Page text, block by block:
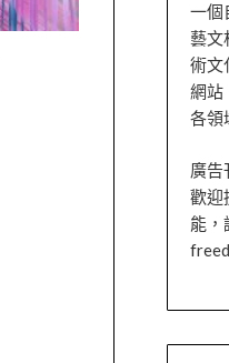
一個
藝文
術文
網站
各領
廣告
歡迎
能，